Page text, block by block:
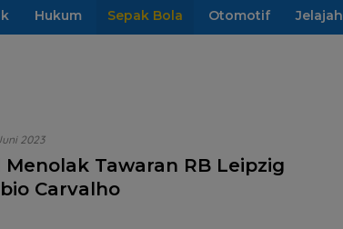
Hukum Sepak Bola Otomotif Jelajah
2023
Menolak Tawaran RB Leipzig
Carvalho